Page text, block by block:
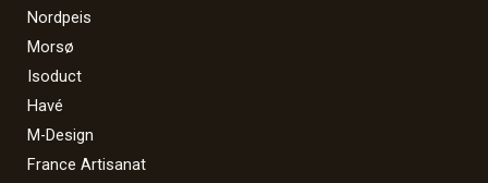
Nordpeis
Morsø
Isoduct
Havé
M-Design
France Artisanat